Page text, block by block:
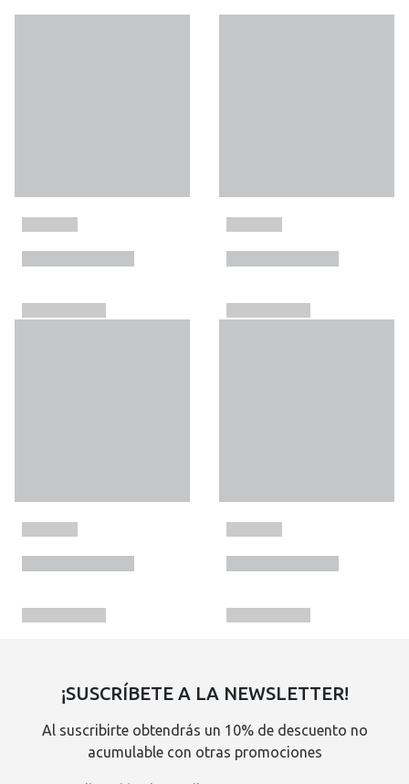
¡SUSCRÍBETE A LA NEWSLETTER!
Al suscribirte obtendrás un 10% de descuento no
acumulable con otras promociones